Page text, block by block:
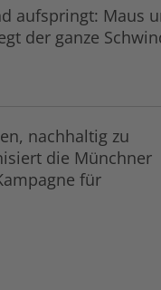
aufspringt: Maus
der ganze
nachhaltig zu
die Münchner
für